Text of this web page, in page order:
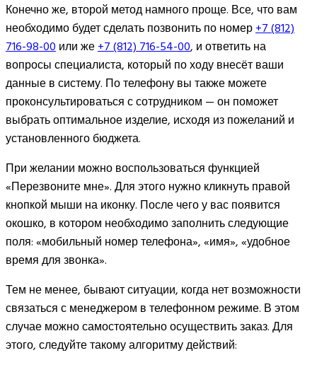
Конечно же, второй метод намного проще. Все, что вам
необходимо будет сделать позвонить по номер+7 (812)
716-98-00или же+7 (812) 716-54-00, и ответить на
вопросы специалиста, который по ходу внесёт ваши
данные в систему. По телефону вы также можете
проконсультироваться с сотрудником — он поможет
выбрать оптимальное изделие, исходя из пожеланий и
установленного бюджета.
При желании можно воспользоваться функцией
«Перезвоните мне». Для этого нужно кликнуть правой
кнопкой мыши на иконку. После чего у вас появится
окошко, в котором необходимо заполнить следующие
поля: «мобильный номер телефона», «имя», «удобное
время для звонка».
Тем не менее, бывают ситуации, когда нет возможности
связаться с менеджером в телефонном режиме. В этом
случае можно самостоятельно осуществить заказ. Для
этого, следуйте такому алгоритму действий: